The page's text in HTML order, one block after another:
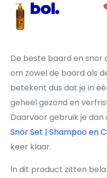
De beste baard en snor
om zowel de baard als
betekent dus dat je in
geheel gezond en
Daarvoor gebruik je dan
Snor Set | Shampoo en
keer klaar.
In dit product zitten